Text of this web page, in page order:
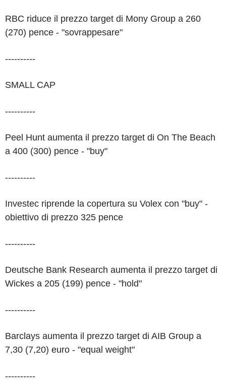
RBC riduce il prezzo target di Mony Group a 260
(270) pence - "sovrappesare"
----------
SMALL CAP
----------
Peel Hunt aumenta il prezzo target di On The Beach
a 400 (300) pence - "buy"
----------
Investec riprende la copertura su Volex con "buy" -
obiettivo di prezzo 325 pence
----------
Deutsche Bank Research aumenta il prezzo target di
Wickes a 205 (199) pence - "hold"
----------
Barclays aumenta il prezzo target di AIB Group a
7,30 (7,20) euro - "equal weight"
----------